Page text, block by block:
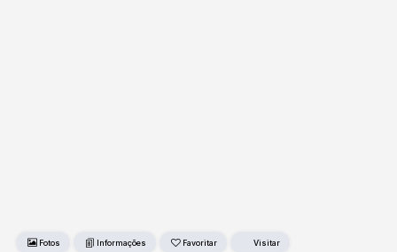
Fotos Favoritar